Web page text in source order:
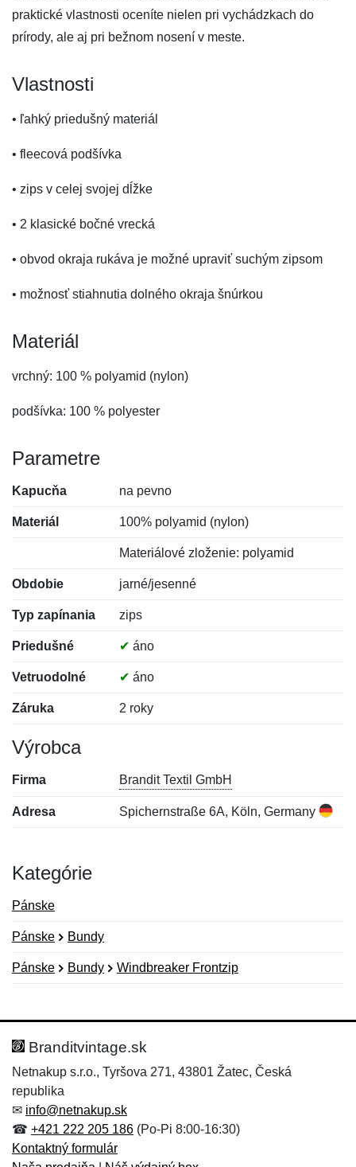
praktické vlastnosti oceníte nielen pri vychádzkach do
prírody, ale aj pri bežnom nosení v meste.
Vlastnosti
• ľahký priedušný materiál
• fleecová podšívka
• zips v celej svojej dĺžke
• 2 klasické bočné vrecká
• obvod okraja rukáva je možné upraviť suchým zipsom
• možnosť stiahnutia dolného okraja šnúrkou
Materiál
vrchný: 100 % polyamid (nylon)
podšívka: 100 % polyester
Parametre
Kapucňa na pevno
Materiál 100% polyamid (nylon)
Materiálové zloženie: polyamid
Obdobie jarné/jesenné
Typ zapínania zips
Priedušné ✔ áno
Vetruodolné ✔ áno
Záruka 2 roky
Výrobca
Firma Brandit Textil GmbH
Adresa Spichernstraße 6A, Köln, Germany
Kategórie
Pánske
Pánske Bundy
Pánske Bundy Windbreaker Frontzip
Hodnotenie:
Meno:*
Meno:
E-mail:*
Branditvintage.sk
Netnakup s.r.o., Tyršova 271, 43801 Žatec, Česká
republika
✉ info@netnakup.sk
☎ +421 222 205 186 (Po-Pi 8:00-16:30)
Kontaktný formulár